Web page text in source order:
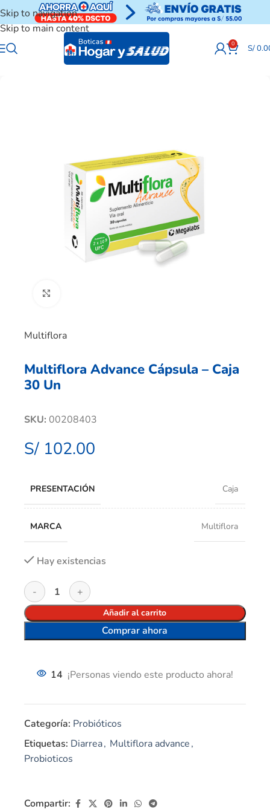
Skip to navigation
Skip to main content
0 S/
Multiflora
Multiflora Advance Cápsula – Caja
30 Un
SKU: 00208403
S/ 102.00
PRESENTACIÓN Caja
MARCA Multiflora
Hay existencias
Añadir al carrito
Comprar ahora
14 ¡Personas viendo este producto ahora!
Categoría: Probióticos
Etiquetas: Diarrea, Multiflora advance,
Probioticos
Compartir: